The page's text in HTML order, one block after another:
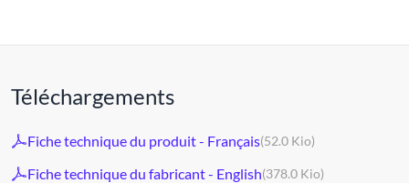
Téléchargements
Fiche technique du produit - Français(52.0 Kio)
Fiche technique du fabricant - English(378.0 Kio)